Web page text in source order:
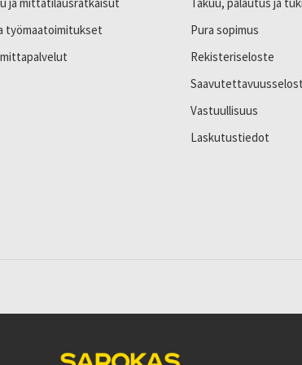
työmaatoimitukset
Pura sopimus
Rekisteriseloste
Vastuullisuus
Laskutustiedot